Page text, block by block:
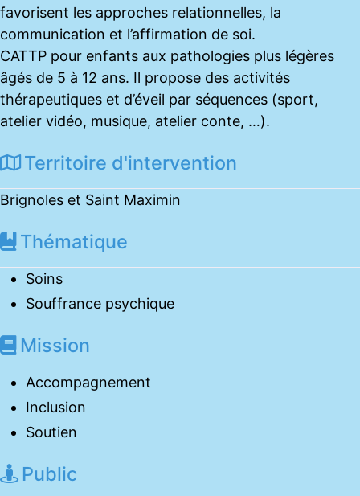
favorisent les approches relationnelles, la
communication et l’affirmation de soi.
CATTP pour enfants aux pathologies plus légères
âgés de 5 à 12 ans. Il propose des activités
thérapeutiques et d’éveil par séquences (sport,
atelier vidéo, musique, atelier conte, …).
Territoire d'intervention
Brignoles et Saint Maximin
Thématique
Soins
Souffrance psychique
Mission
Accompagnement
Inclusion
Soutien
Public